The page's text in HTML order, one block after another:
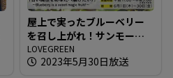
屋上で実ったブルーベリー
を召し上がれ！サンモール
「紙屋町ブルーベリー園」
LOVEGREEN
2023年5月30日放送